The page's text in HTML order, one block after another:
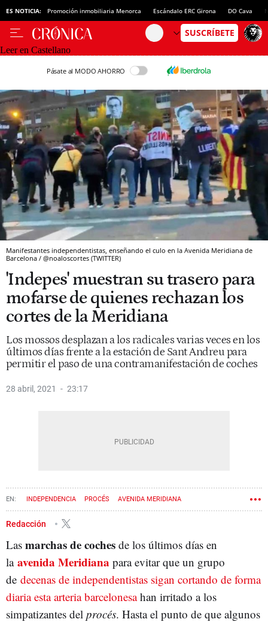
ES NOTICIA: Promoción inmobiliaria Menorca Escándalo ERC Girona DO Cava
Leer en Castellano
Pásate al MODO AHORRO
Manifestantes independentistas, enseñando el culo en la Avenida Meridiana de
Barcelona / @noaloscortes (TWITTER)
'Indepes' muestran su trasero para
mofarse de quienes rechazan los
cortes de la Meridiana
Los mossos desplazan a los radicales varias veces en los
últimos días frente a la estación de Sant Andreu para
permitir el paso de una contramanifestación de coches
28 abril, 2021 23:17
INDEPENDENCIA PROCÉS AVENIDA MERIDIANA
Redacción
Las marchas de coches de los últimos días en
la avenida Meridiana para evitar que un grupo
de decenas de independentistas sigan cortando de forma
diaria esta arteria barcelonesahan irritado a los
simpatizantes del procés. Hasta el punto de que algunos